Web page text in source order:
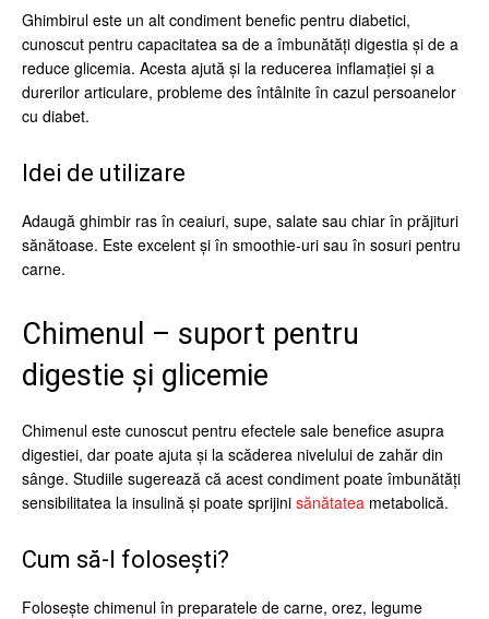
Ghimbirul este un alt condiment benefic pentru diabetici,
cunoscut pentru capacitatea sa de a îmbunătăți digestia și de a
reduce glicemia. Acesta ajută și la reducerea inflamației și a
durerilor articulare, probleme des întâlnite în cazul persoanelor
cu diabet.
Idei de utilizare
Adaugă ghimbir ras în ceaiuri, supe, salate sau chiar în prăjituri
sănătoase. Este excelent și în smoothie-uri sau în sosuri pentru
carne.
Chimenul – suport pentru
digestie și glicemie
Chimenul este cunoscut pentru efectele sale benefice asupra
digestiei, dar poate ajuta și la scăderea nivelului de zahăr din
sânge. Studiile sugerează că acest condiment poate îmbunătăți
sensibilitatea la insulină și poate sprijini sănătatea metabolică.
Cum să-l folosești?
Folosește chimenul în preparatele de carne, orez, legume